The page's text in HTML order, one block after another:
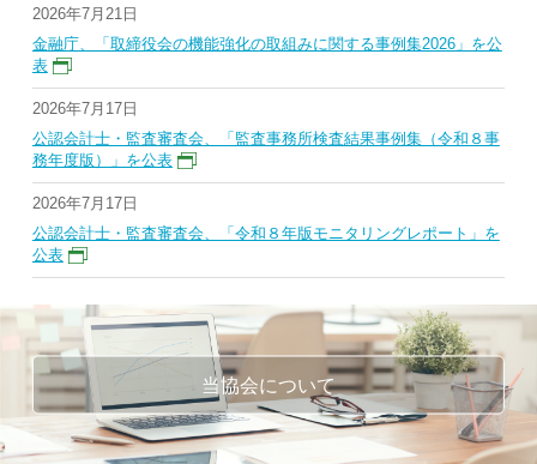
2026年7月21日
金融庁、「取締役会の機能強化の取組みに関する事例集2026」を公
表
2026年7月17日
公認会計士・監査審査会、「監査事務所検査結果事例集（令和８事
務年度版）」を公表
2026年7月17日
公認会計士・監査審査会、「令和８年版モニタリングレポート」を
公表
当協会について